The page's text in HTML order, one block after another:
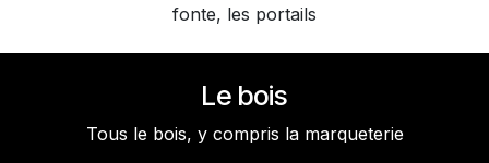
fonte, les portails
Le bois
Tous le bois, y compris la marqueterie